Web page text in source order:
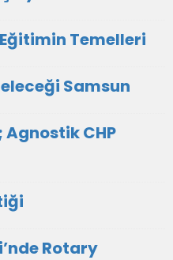
Temelleri
Samsun
CHP
Rotary